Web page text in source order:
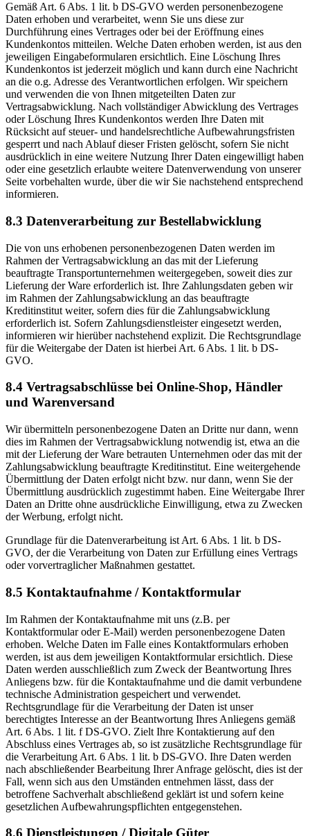
Gemäß Art. 6 Abs. 1 lit. b DS-GVO werden personenbezogene
Daten erhoben und verarbeitet, wenn Sie uns diese zur
Durchführung eines Vertrages oder bei der Eröffnung eines
Kundenkontos mitteilen. Welche Daten erhoben werden, ist aus den
jeweiligen Eingabeformularen ersichtlich. Eine Löschung Ihres
Kundenkontos ist jederzeit möglich und kann durch eine Nachricht
an die o.g. Adresse des Verantwortlichen erfolgen. Wir speichern
und verwenden die von Ihnen mitgeteilten Daten zur
Vertragsabwicklung. Nach vollständiger Abwicklung des Vertrages
oder Löschung Ihres Kundenkontos werden Ihre Daten mit
Rücksicht auf steuer- und handelsrechtliche Aufbewahrungsfristen
gesperrt und nach Ablauf dieser Fristen gelöscht, sofern Sie nicht
ausdrücklich in eine weitere Nutzung Ihrer Daten eingewilligt haben
oder eine gesetzlich erlaubte weitere Datenverwendung von unserer
Seite vorbehalten wurde, über die wir Sie nachstehend entsprechend
informieren.
8.3 Datenverarbeitung zur Bestellabwicklung
Die von uns erhobenen personenbezogenen Daten werden im
Rahmen der Vertragsabwicklung an das mit der Lieferung
beauftragte Transportunternehmen weitergegeben, soweit dies zur
Lieferung der Ware erforderlich ist. Ihre Zahlungsdaten geben wir
im Rahmen der Zahlungsabwicklung an das beauftragte
Kreditinstitut weiter, sofern dies für die Zahlungsabwicklung
erforderlich ist. Sofern Zahlungsdienstleister eingesetzt werden,
informieren wir hierüber nachstehend explizit. Die Rechtsgrundlage
für die Weitergabe der Daten ist hierbei Art. 6 Abs. 1 lit. b DS-
GVO.
8.4 Vertragsabschlüsse bei Online-Shop, Händler
und Warenversand
Wir übermitteln personenbezogene Daten an Dritte nur dann, wenn
dies im Rahmen der Vertragsabwicklung notwendig ist, etwa an die
mit der Lieferung der Ware betrauten Unternehmen oder das mit der
Zahlungsabwicklung beauftragte Kreditinstitut. Eine weitergehende
Übermittlung der Daten erfolgt nicht bzw. nur dann, wenn Sie der
Übermittlung ausdrücklich zugestimmt haben. Eine Weitergabe Ihrer
Daten an Dritte ohne ausdrückliche Einwilligung, etwa zu Zwecken
der Werbung, erfolgt nicht.
Grundlage für die Datenverarbeitung ist Art. 6 Abs. 1 lit. b DS-
GVO, der die Verarbeitung von Daten zur Erfüllung eines Vertrags
oder vorvertraglicher Maßnahmen gestattet.
8.5 Kontaktaufnahme / Kontaktformular
Im Rahmen der Kontaktaufnahme mit uns (z.B. per
Kontaktformular oder E-Mail) werden personenbezogene Daten
erhoben. Welche Daten im Falle eines Kontaktformulars erhoben
werden, ist aus dem jeweiligen Kontaktformular ersichtlich. Diese
Daten werden ausschließlich zum Zweck der Beantwortung Ihres
Anliegens bzw. für die Kontaktaufnahme und die damit verbundene
technische Administration gespeichert und verwendet.
Rechtsgrundlage für die Verarbeitung der Daten ist unser
berechtigtes Interesse an der Beantwortung Ihres Anliegens gemäß
Art. 6 Abs. 1 lit. f DS-GVO. Zielt Ihre Kontaktierung auf den
Abschluss eines Vertrages ab, so ist zusätzliche Rechtsgrundlage für
die Verarbeitung Art. 6 Abs. 1 lit. b DS-GVO. Ihre Daten werden
nach abschließender Bearbeitung Ihrer Anfrage gelöscht, dies ist der
Fall, wenn sich aus den Umständen entnehmen lässt, dass der
betroffene Sachverhalt abschließend geklärt ist und sofern keine
gesetzlichen Aufbewahrungspflichten entgegenstehen.
8.6 Dienstleistungen / Digitale Güter